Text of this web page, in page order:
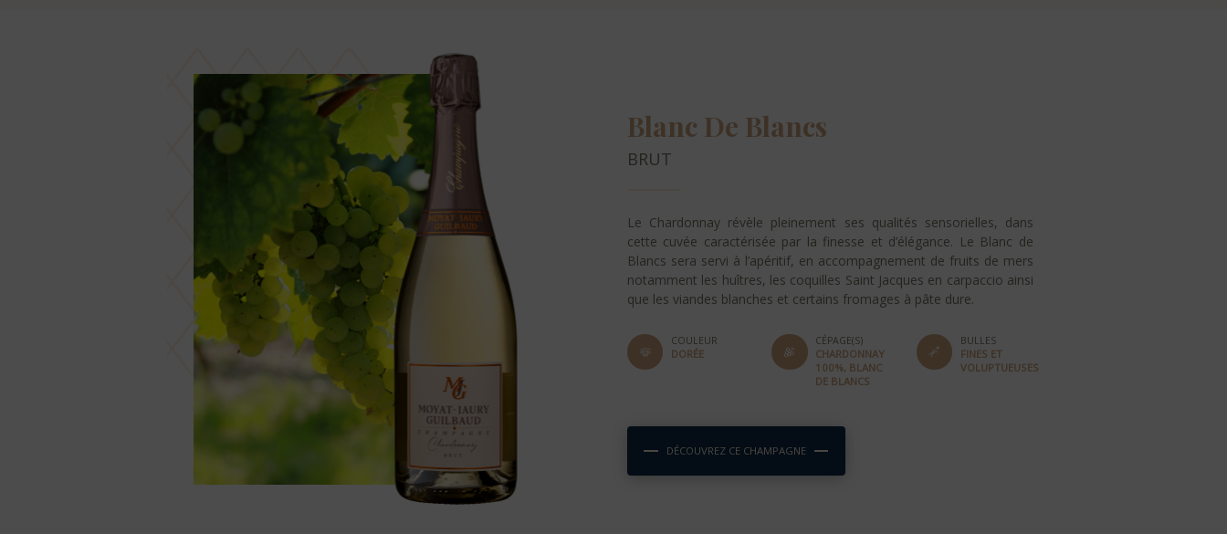
Blanc De Blancs
BRUT
Le Chardonnay révèle pleinement ses qualités sensorielles, dans
cette cuvée caractérisée par la finesse et d’élégance. Le Blanc de
Blancs sera servi à l’apéritif, en accompagnement de fruits de mers
notamment les huîtres, les coquilles Saint Jacques en carpaccio ainsi
que les viandes blanches et certains fromages à pâte dure.
COULEUR
DORÉE
CÉPAGE(S)
CHARDONNAY
100%, BLANC
DE BLANCS
BULLES
FINES ET
VOLUPTUEUSES
DÉCOUVREZ CE CHAMPAGNE